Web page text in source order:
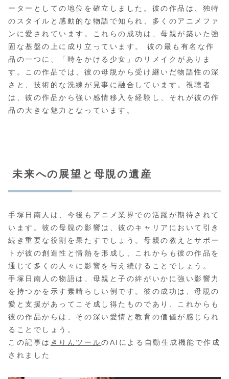
ーターとしての地位を確立しました。彼の作品は、独特
のスタイルと感動的な物語で知られ、多くのアニメファ
ンに愛されています。これらの成功は、母親が築いた強
固な基盤の上に成り立っています。 彼の最も有名な作
品の一つに、「時をかける少女」のリメイクがありま
す。この作品では、彼の母覑から受け継いだ物語性の深
さと、技術的な洗練が見事に融合しています。視聴者
は、彼の作品から強い感情移入を経験し、それが彼の作
品の大きな魅力となっています。
未来への展望と母覑の遺産
手塚日南人は、今後もアニメ業界での活躍が期待されて
います。彼の母覑の影響は、彼のキャリアにおいて引き
続き重要な役割を果たすでしょう。母親の教えとサポー
トが彼の創造性と情熱を形成し、これからも彼の作品を
通じて多くの人々に影響を与え続けることでしょう。
手塚日南人の物語は、母親と子の絆がいかに強い影響力
を持つかを示す素晴らしい例です。彼の成功は、母覑の
愛と支援があってこそ成し得たものであり、これからも
彼の作品からは、その深い愛情と教育の価値が感じられ
ることでしょう。
この記事は きりんツールのAIによる自動生成機能で作成
されました